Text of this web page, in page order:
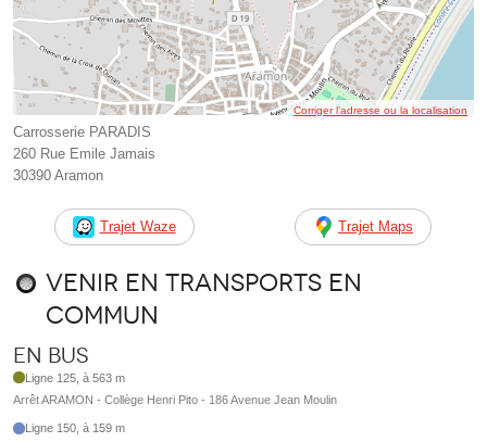
Corriger l’adresse ou la localisation
Carrosserie PARADIS
260 Rue Emile Jamais
30390 Aramon
Trajet Waze Trajet Maps
Venir en transports en
commun
En bus
Ligne 125, à 563 m
Arrêt ARAMON - Collège Henri Pito - 186 Avenue Jean Moulin
Ligne 150, à 159 m